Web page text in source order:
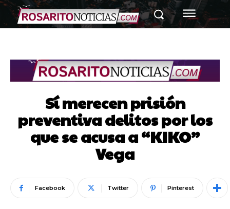
Sí merecen prisión
preventiva delitos por los
que se acusa a “KIKO”
Vega
Facebook Twitter Pinterest